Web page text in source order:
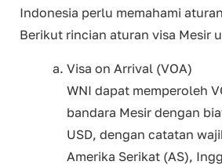
Indonesia perlu memahami
Berikut rincian aturan visa Mesir
Visa on Arrival (VOA)
WNI dapat memperoleh
bandara Mesir dengan
USD, dengan catatan
Amerika Serikat (AS),